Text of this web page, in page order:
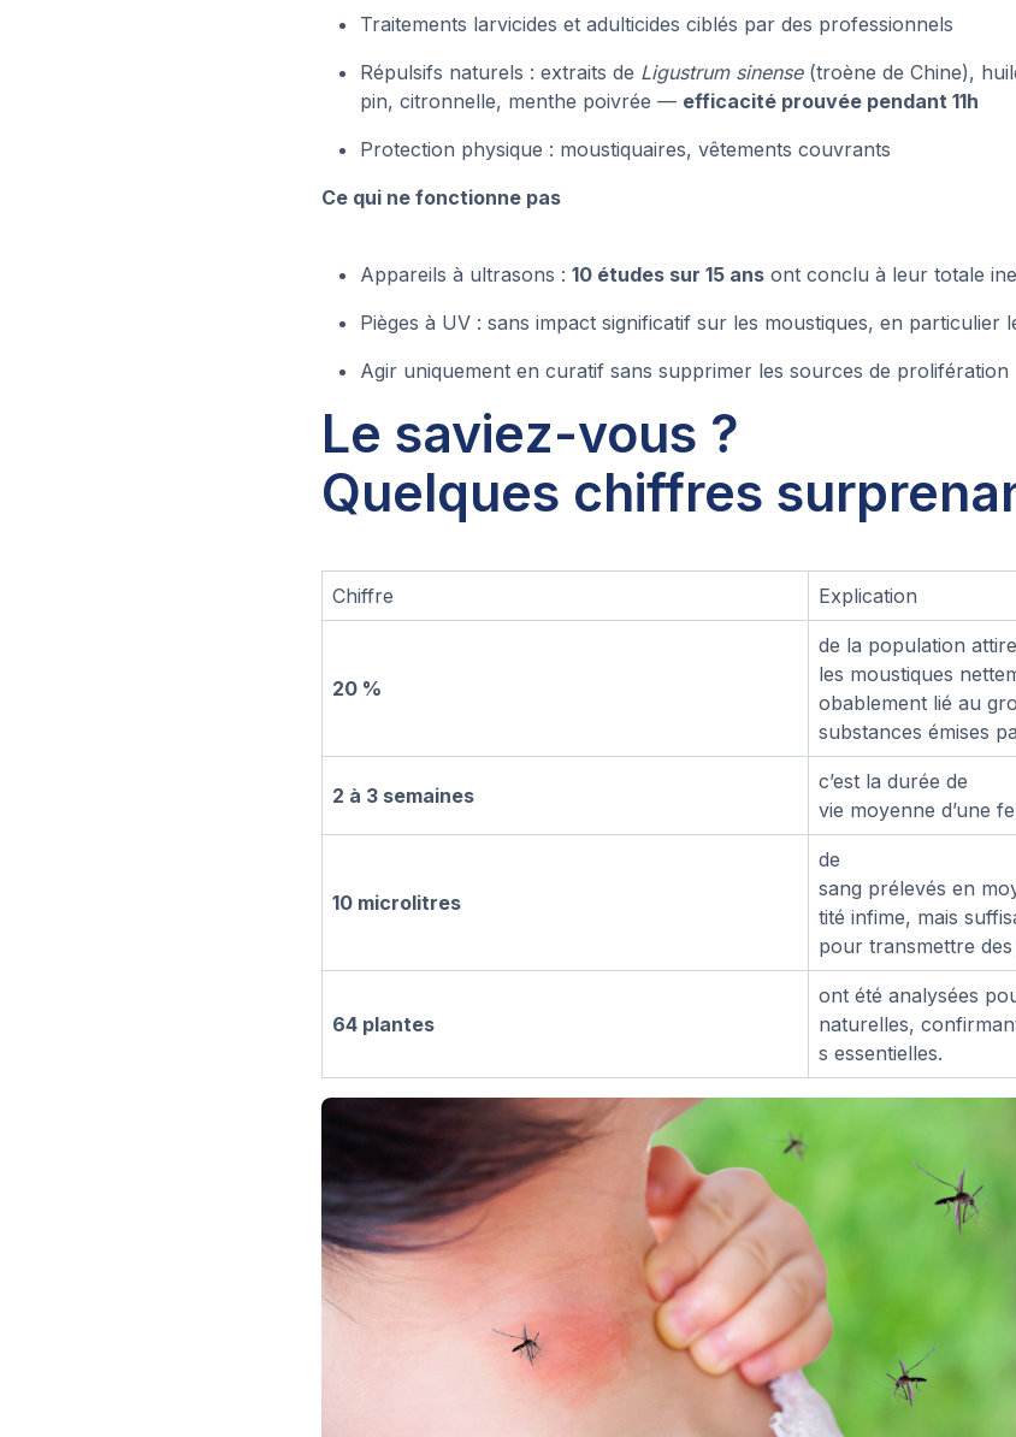
Traitements larvicides et adulticides ciblés par des professionnels
Répulsifs naturels : extraits de Ligustrum sinense(troène de Chine),
pin, citronnelle, menthe poivrée — efficacité prouvée pendant 11h
Protection physique : moustiquaires, vêtements couvrants
Ce qui ne fonctionne pas
Appareils à ultrasons : 10 études sur 15 ans ont conclu à leur totale
Pièges à UV : sans impact significatif sur les moustiques, en particulier
Agir uniquement en curatif sans supprimer les sources de prolifération
Le saviez-vous ?
Quelques chiffres
Chiffre Explication
20 %
de la population attire
les moustiques
obablement lié au
substances émises
2 à 3 semaines
c’est la durée de
vie moyenne d’une
10 microlitres
de
sang prélevés en
tité infime, mais
pour transmettre
64 plantes
ont été analysées
naturelles,
s essentielles.